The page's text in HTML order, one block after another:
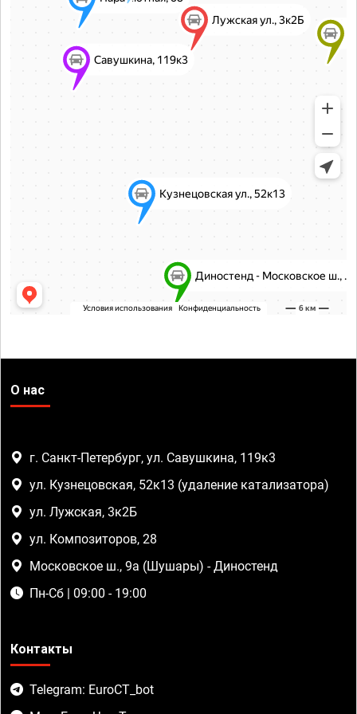
О нас
г. Санкт-Петербург, ул. Савушкина, 119к3
ул. Кузнецовская, 52к13 (удаление катализатора)
ул. Лужская, 3к2Б
ул. Композиторов, 28
Московское ш., 9а (Шушары) - Диностенд
Пн-Сб | 09:00 - 19:00
Контакты
Telegram: EuroCT_bot